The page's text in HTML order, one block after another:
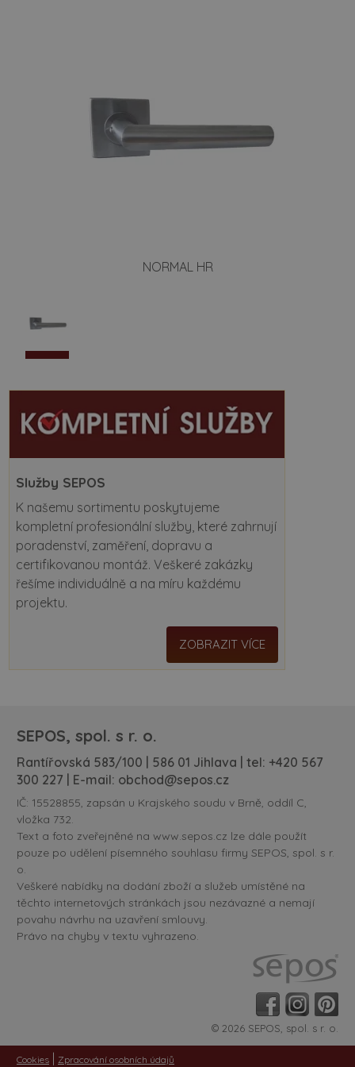
NORMAL HR
Služby SEPOS
K našemu sortimentu poskytujeme
kompletní profesionální služby, které zahrnují
poradenství, zaměření, dopravu a
certifikovanou montáž. Veškeré zakázky
řešíme individuálně a na míru každému
projektu.
ZOBRAZIT VÍCE
SEPOS, spol. s r. o.
Rantířovská 583/100 | 586 01 Jihlava | tel: +420 567
300 227 | E-mail: obchod@sepos.cz
IČ: 15528855, zapsán u Krajského soudu v Brně, oddíl C,
vložka 732.
Text a foto zveřejněné na www.sepos.cz lze dále použít
pouze po udělení písemného souhlasu firmy SEPOS, spol. s r.
o.
Veškeré nabídky na dodání zboží a služeb umístěné na
těchto internetových stránkách jsou nezávazné a nemají
povahu návrhu na uzavření smlouvy.
Právo na chyby v textu vyhrazeno.
© 2026 SEPOS, spol. s r. o.
Cookies | Zpracování osobních údajů